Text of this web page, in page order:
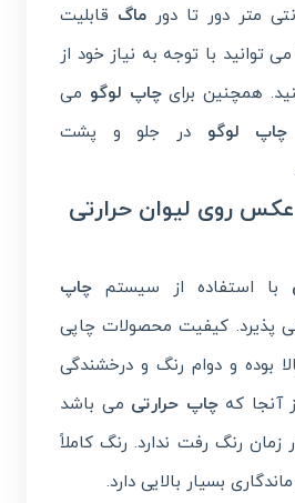
ماگ قابلیت
توانید با توجه به نیاز خود از
همچنین برایچاپ لوگو می
چاپ لوگو در جلو و پشت
روی لیوان حرارتی
با استفاده از سیستم چاپ
پذیرد. کیفیت محصولات چاپی
بوده و دوام رنگ و درخشندگی
آنجا کهچاپ حرارتی می باشد
رنگ رفت ندارد. رنگ کاملاً
بسیار بالایی دارد.